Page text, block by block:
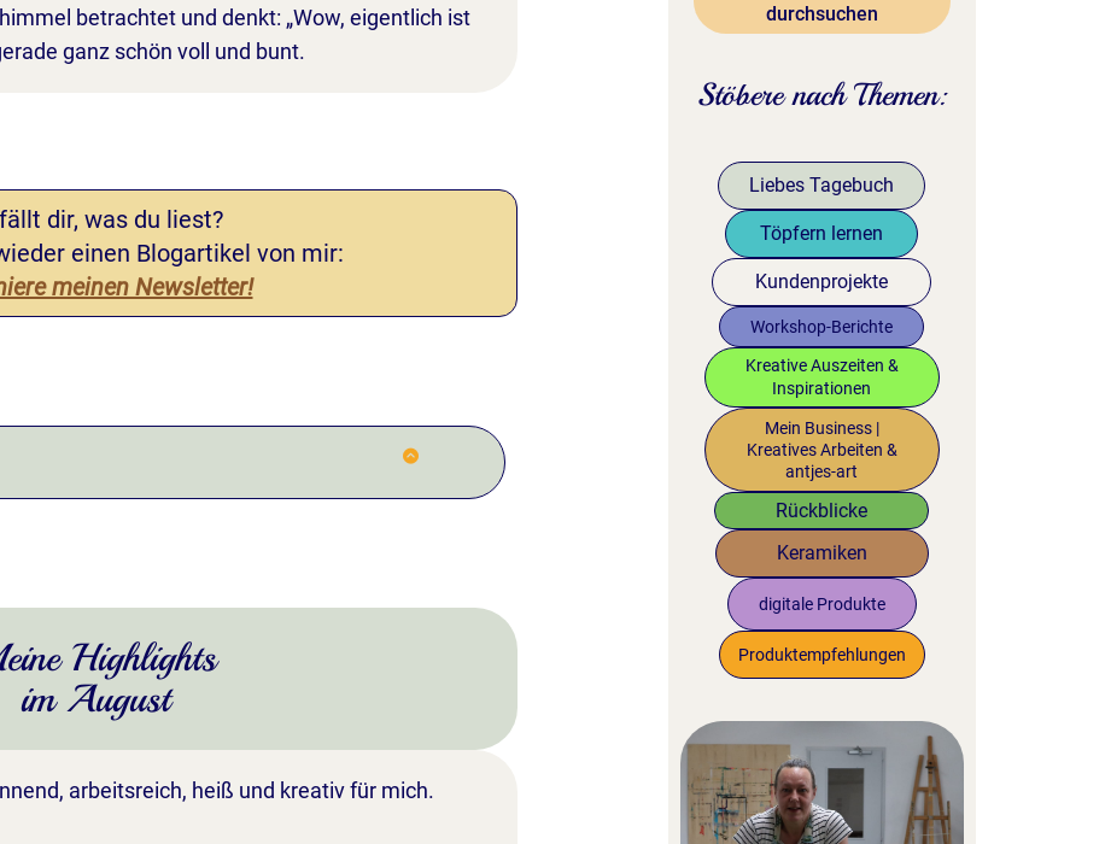
betrachtet und denkt: „Wow, eigentlich ist
ganz schön voll und bunt.
dir, was du liest?
einen Blogartikel von mir:
meinen Newsletter!
Highlights
im August
arbeitsreich, heiß und kreativ für mich.
durchsuchen
Stöbere nach Themen:
Liebes Tagebuch
Töpfern lernen
Kundenprojekte
Workshop-Berichte
Kreative Auszeiten &
Inspirationen
Mein Business |
Kreatives Arbeiten &
antjes-art
Rückblicke
Keramiken
digitale Produkte
Produktempfehlungen